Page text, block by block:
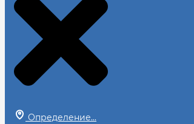
Определение...